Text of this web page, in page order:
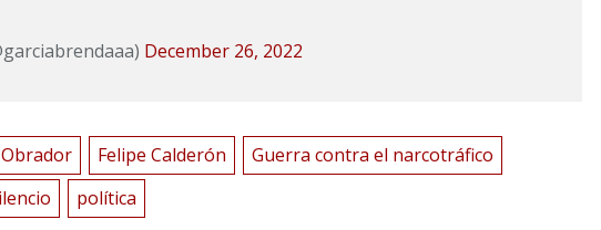
December 26, 2022
Felipe Calderón
Guerra contra el narcotráfico
política